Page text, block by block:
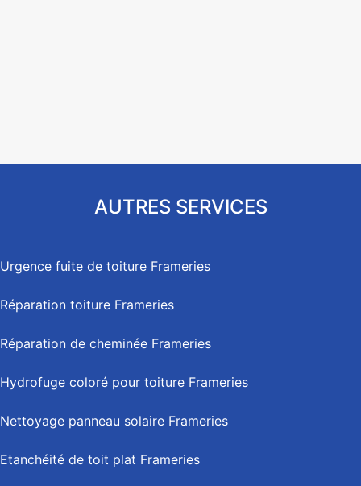
AUTRES SERVICES
Urgence fuite de toiture Frameries
Réparation toiture Frameries
Réparation de cheminée Frameries
Hydrofuge coloré pour toiture Frameries
Nettoyage panneau solaire Frameries
Etanchéité de toit plat Frameries